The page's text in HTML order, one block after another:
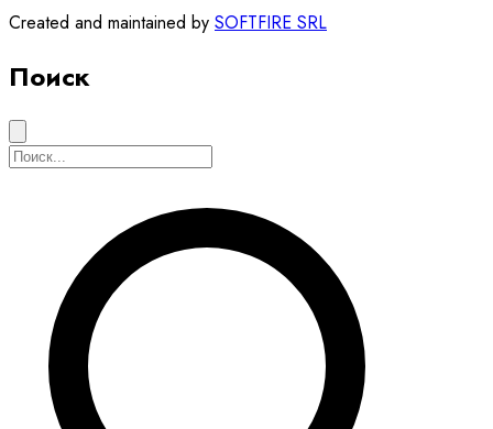
Created and maintained by SOFTFIRE SRL
Поиск